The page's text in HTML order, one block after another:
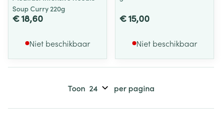
Soup Curry 220g
€ 18,60
Niet beschikbaar
€ 15,00
Niet beschikbaar
Toon per pagina